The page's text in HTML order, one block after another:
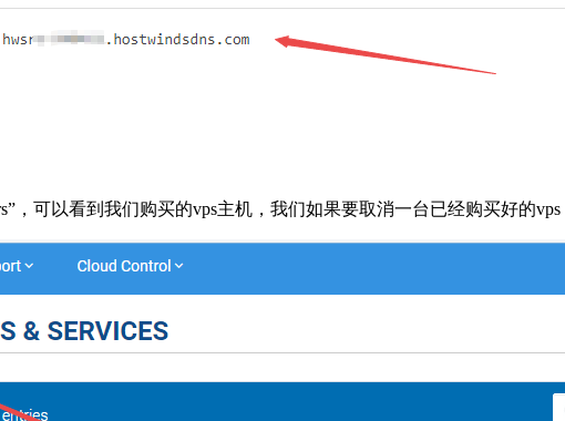
，可以看到我们购买的vps主机，我们如果要取消一台已经购买好的